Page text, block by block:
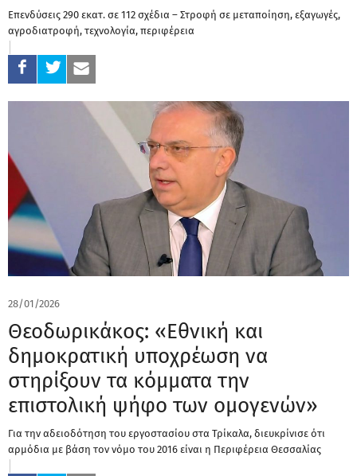
Επενδύσεις 290 εκατ. σε 112 σχέδια – Στροφή σε μεταποίηση, εξαγωγές,
αγροδιατροφή, τεχνολογία, περιφέρεια
28/01/2026
Θεοδωρικάκος: «Εθνική και
δημοκρατική υποχρέωση να
στηρίξουν τα κόμματα την
επιστολική ψήφο των ομογενών»
Για την αδειοδότηση του εργοστασίου στα Τρίκαλα, διευκρίνισε ότι
αρμόδια με βάση τον νόμο του 2016 είναι η Περιφέρεια Θεσσαλίας